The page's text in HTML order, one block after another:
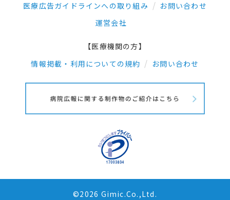
医療広告ガイドラインへの取り組み
お問い合わせ
運営会社
【医療機関の方】
情報掲載・利用についての規約
お問い合わせ
©2026 Gimic.Co.,Ltd.